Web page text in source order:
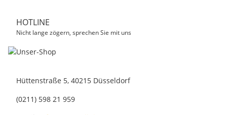
HOTLINE
Nicht lange zögern, sprechen Sie mit uns
Hüttenstraße 5, 40215 Düsseldorf
(0211) 598 21 959